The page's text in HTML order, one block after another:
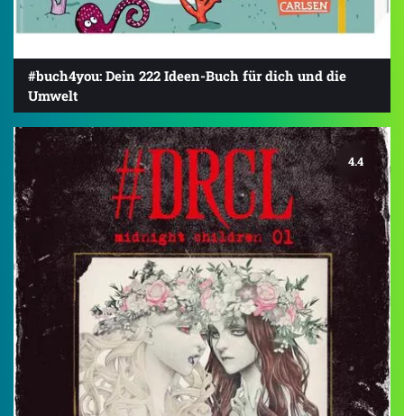
#buch4you: Dein 222 Ideen-Buch für dich und die
Umwelt
4.4